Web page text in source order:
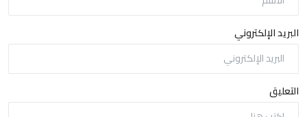
البريد الإلكتروني
التعليق